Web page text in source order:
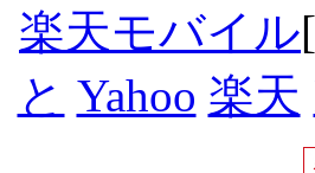
楽天モバイル
と Yahoo 楽天